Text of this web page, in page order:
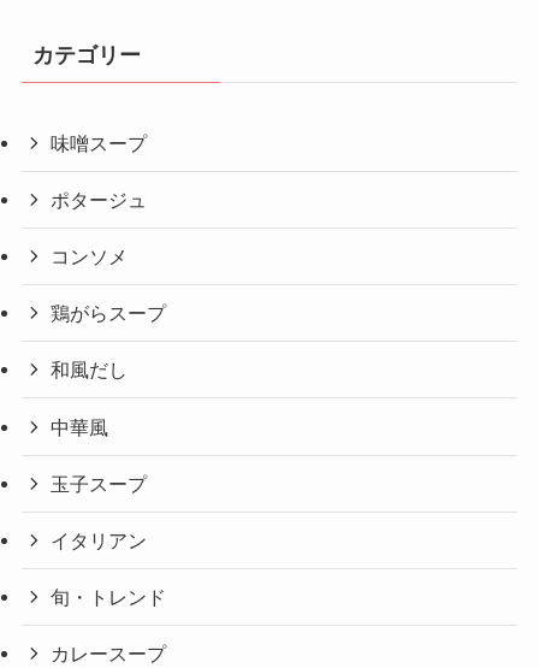
カテゴリー
味噌スープ
ポタージュ
コンソメ
鶏がらスープ
和風だし
中華風
玉子スープ
イタリアン
旬・トレンド
カレースープ